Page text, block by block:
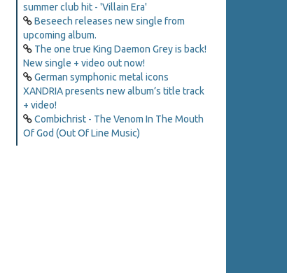
summer club hit - 'Villain Era'
Beseech releases new single from
upcoming album.
The one true King Daemon Grey is back!
New single + video out now!
German symphonic metal icons
XANDRIA presents new album’s title track
+ video!
Combichrist - The Venom In The Mouth
Of God (Out Of Line Music)